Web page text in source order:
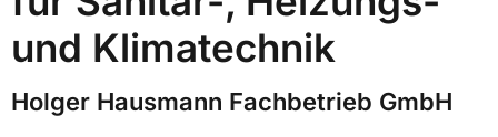
und Klimatechnik
Holger Hausmann Fachbetrieb GmbH